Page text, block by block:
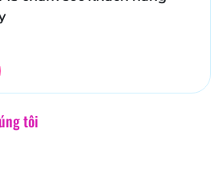
tôi